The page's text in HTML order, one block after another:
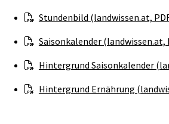
Stundenbild (landwissen.at,
Saisonkalender (landwissen.at,
Hintergrund Saisonkalender
Hintergrund Ernährung